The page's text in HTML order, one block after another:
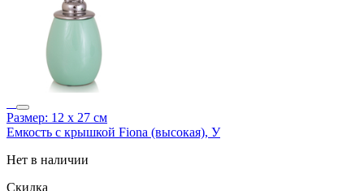
Размер: 12 х 27 см
Емкость с крышкой Fiona (высокая), У
Нет в наличии
Скидка